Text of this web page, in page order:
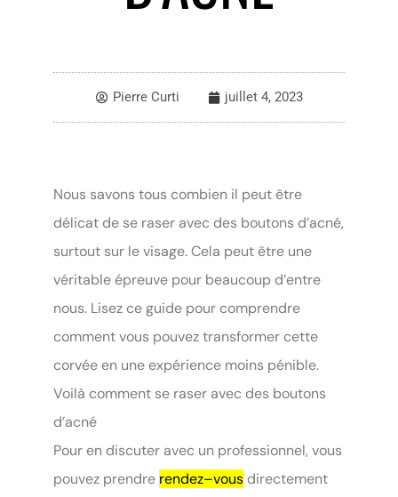
Pierre Curti juillet 4, 2023
Nous savons tous combien il peut être
délicat de se raser avec des boutons d’acné,
surtout sur le visage. Cela peut être une
véritable épreuve pour beaucoup d’entre
nous. Lisez ce guide pour comprendre
comment vous pouvez transformer cette
corvée en une expérience moins pénible.
Voilà comment se raser avec des boutons
d’acné
Pour en discuter avec un professionnel, vous
pouvez prendre rendez–vous directement